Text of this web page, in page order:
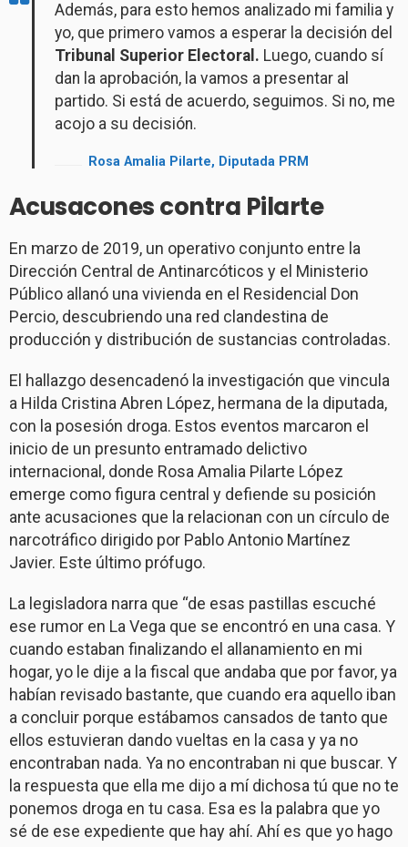
Además, para esto hemos analizado mi familia y
yo, que primero vamos a esperar la decisión del
Tribunal Superior Electoral. Luego, cuando sí
dan la aprobación, la vamos a presentar al
partido. Si está de acuerdo, seguimos. Si no, me
acojo a su decisión.
Rosa Amalia Pilarte, Diputada PRM
Acusacones contra Pilarte
En marzo de 2019, un operativo conjunto entre la
Dirección Central de Antinarcóticos y el Ministerio
Público allanó una vivienda en el Residencial Don
Percio, descubriendo una red clandestina de
producción y distribución de sustancias controladas.
El hallazgo desencadenó la investigación que vincula
a Hilda Cristina Abren López, hermana de la diputada,
con la posesión droga. Estos eventos marcaron el
inicio de un presunto entramado delictivo
internacional, donde Rosa Amalia Pilarte López
emerge como figura central y defiende su posición
ante acusaciones que la relacionan con un círculo de
narcotráfico dirigido por Pablo Antonio Martínez
Javier. Este último prófugo.
La legisladora narra que “de esas pastillas escuché
ese rumor en La Vega que se encontró en una casa. Y
cuando estaban finalizando el allanamiento en mi
hogar, yo le dije a la fiscal que andaba que por favor, ya
habían revisado bastante, que cuando era aquello iban
a concluir porque estábamos cansados de tanto que
ellos estuvieran dando vueltas en la casa y ya no
encontraban nada. Ya no encontraban ni que buscar. Y
la respuesta que ella me dijo a mí dichosa tú que no te
ponemos droga en tu casa. Esa es la palabra que yo
sé de ese expediente que hay ahí. Ahí es que yo hago